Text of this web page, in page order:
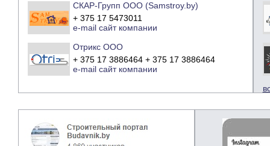
СКАР-Групп ООО (Samstroy.by)
+ 375 17 5473011
e-mail сайт компании
Отрикс ООО
+ 375 17 3886464 + 375 17 3886464
e-mail сайт компании